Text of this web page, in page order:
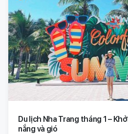
Du lịch Nha Trang tháng 1 –
nắng và gió